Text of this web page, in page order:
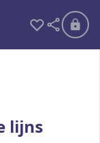
lijns